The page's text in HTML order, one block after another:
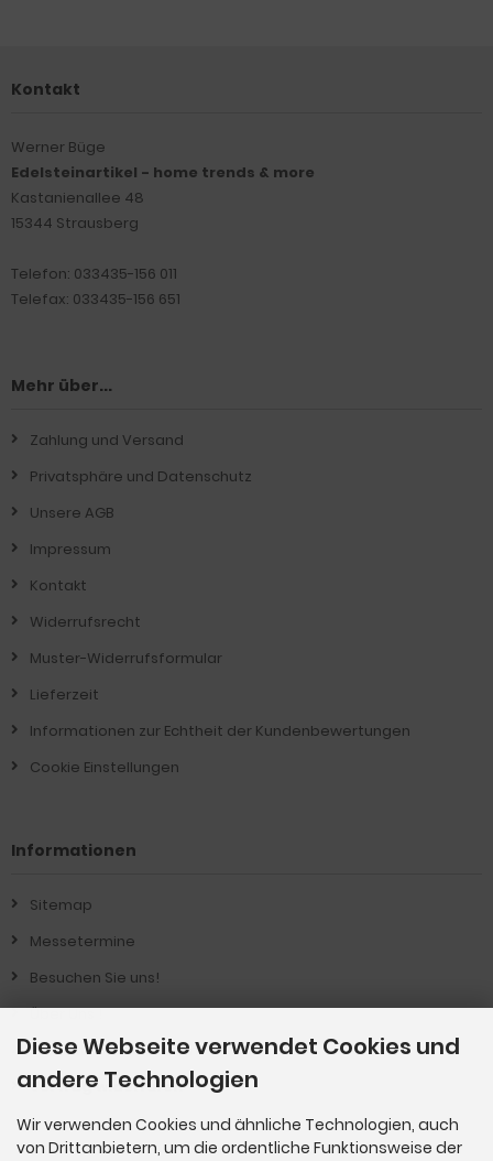
Kontakt
Werner Büge
Edelsteinartikel - home trends & more
Kastanienallee 48
15344 Strausberg
Telefon: 033435-156 011
Telefax: 033435-156 651
Mehr über...
Zahlung und Versand
Privatsphäre und Datenschutz
Unsere AGB
Impressum
Kontakt
Widerrufsrecht
Muster-Widerrufsformular
Lieferzeit
Informationen zur Echtheit der Kundenbewertungen
Cookie Einstellungen
Informationen
Sitemap
Messetermine
Besuchen Sie uns!
Über Uns !
Produkt-Informationen
Vertrag widerrufen
Diese Webseite verwendet Cookies und
andere Technologien
Wir verwenden Cookies und ähnliche Technologien, auch
von Drittanbietern, um die ordentliche Funktionsweise der